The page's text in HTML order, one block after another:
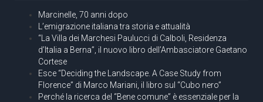
Marcinelle, 70 anni dopo
L’emigrazione italiana tra storia e attualità
“La Villa dei Marchesi Paulucci di Calboli, Residenza
d’Italia a Berna”, il nuovo libro dell’Ambasciatore Gaetano
Cortese
Esce “Deciding the Landscape. A Case Study from
Florence” di Marco Mariani, il libro sul “Cubo nero”
Perché la ricerca del “Bene comune” è essenziale per la